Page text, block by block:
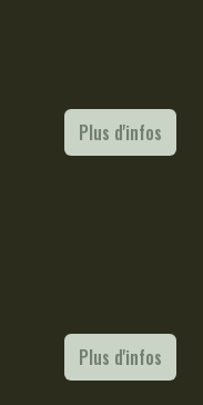
Plus d'infos
Plus d'infos